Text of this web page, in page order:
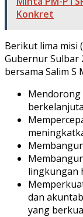
Konkret
Berikut lima misi
Gubernur Sulbar
bersama Salim S
lingkungan
dan
yang